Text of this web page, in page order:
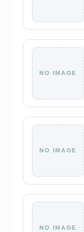
NO IMAGE
NO IMAGE
NO IMAGE